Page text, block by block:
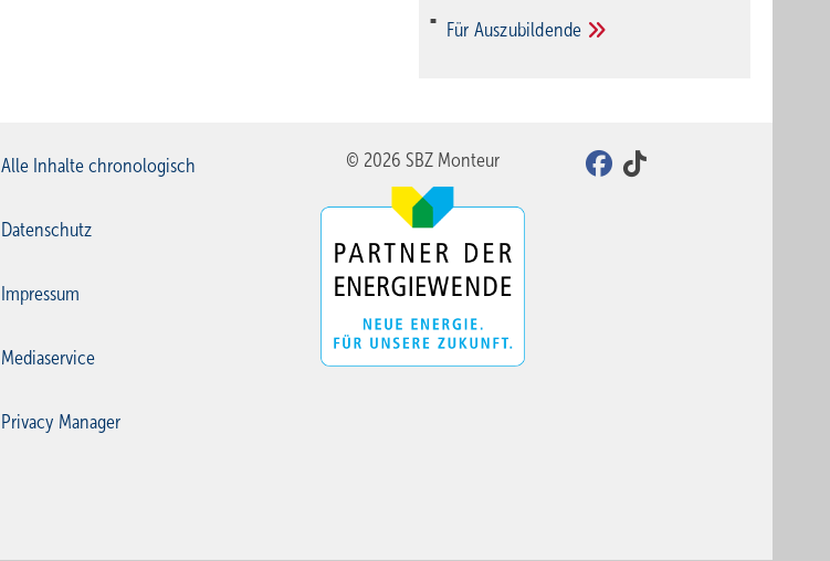
Für Auszubildende
Alle Inhalte chronologisch
Datenschutz
Impressum
Mediaservice
Privacy Manager
© 2026 SBZ Monteur